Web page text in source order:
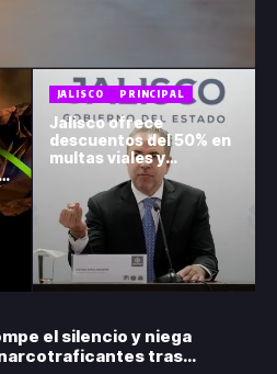
JALISCO PRINCIPAL
Jalisco ofrece
descuentos del 50% en
multas viales y
regularización de
adeudos
el silencio y niega
tras